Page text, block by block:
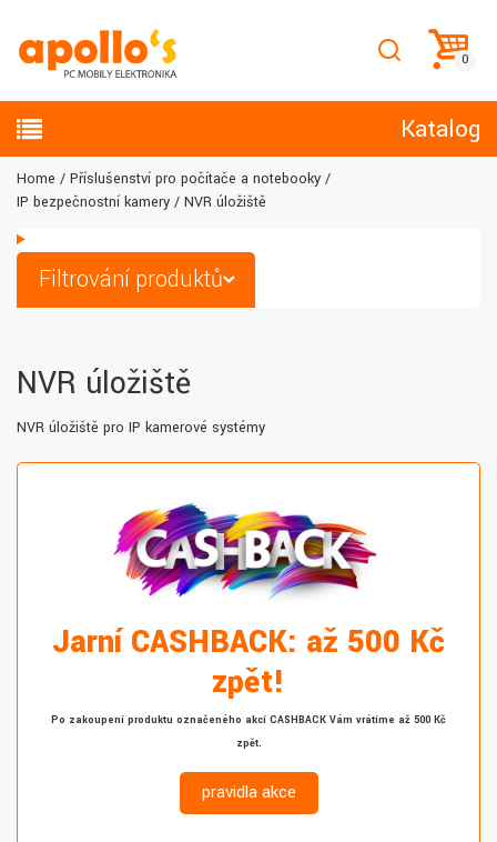
Katalog
Home
Příslušenství pro počítače a notebooky
IP bezpečnostní kamery
NVR úložiště
Filtrování produktů
NVR úložiště
NVR úložiště pro IP kamerové systémy
Jarní CASHBACK: až 500 Kč
zpět!
Po zakoupení produktu označeného akcí CASHBACK Vám vrátíme až 500 Kč
zpět.
pravidla akce